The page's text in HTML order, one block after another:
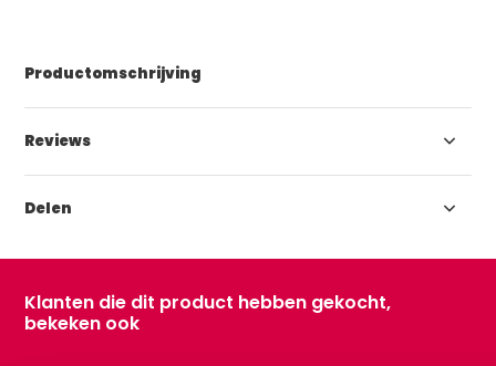
Productomschrijving
Reviews
Delen
Klanten die dit product hebben gekocht,
bekeken ook